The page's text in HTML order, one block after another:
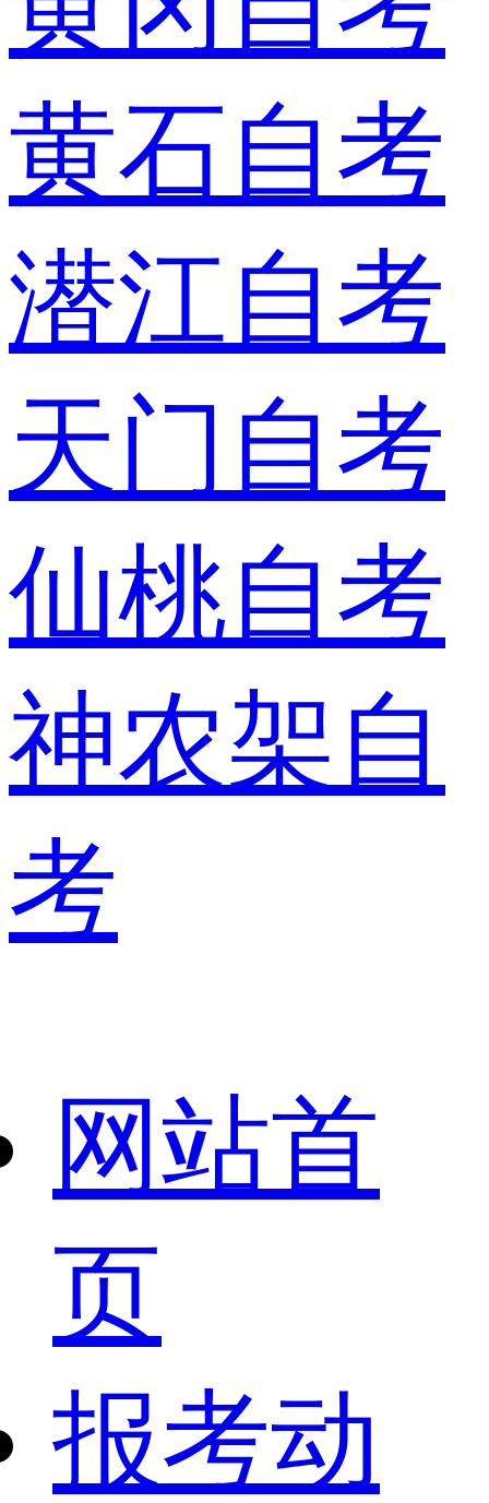
黄石自考
潜江自考
天门自考
仙桃自考
神农架自
考
网站首
页
报考动